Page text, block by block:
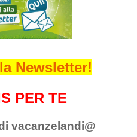
Newsletter!
PER TE
vacanzelandi@